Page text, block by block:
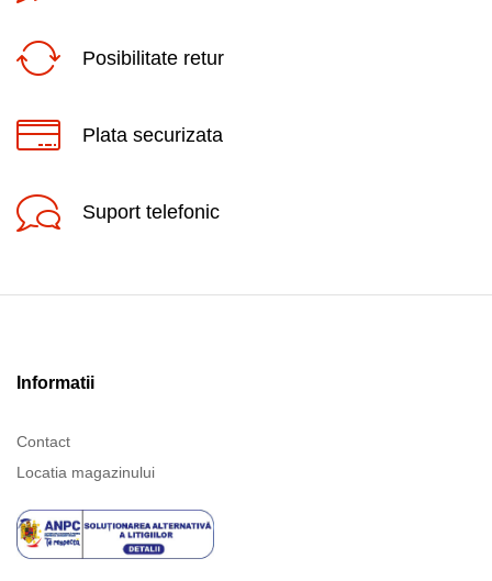
Posibilitate retur
Plata securizata
Suport telefonic
Informatii
Contact
Locatia magazinului